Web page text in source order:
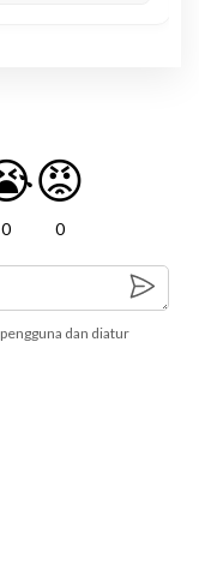
0
😡
0
dan diatur